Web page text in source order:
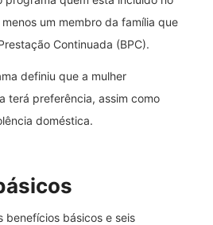
um membro da família que
Continuada (BPC).
definiu que a mulher
terá preferência, assim como
doméstica.
benefícios básicos e seis